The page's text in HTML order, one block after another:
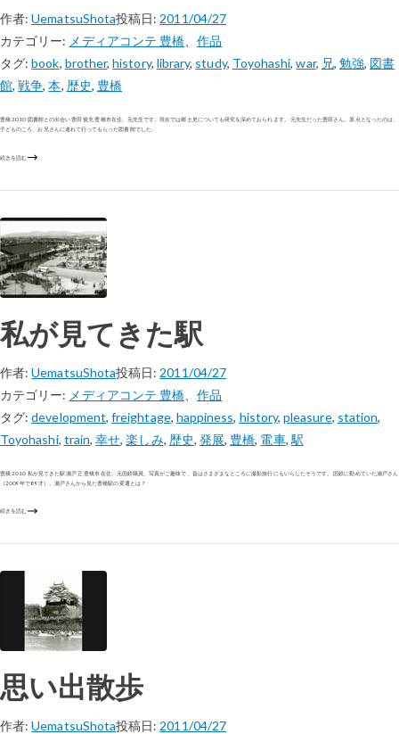
作者:UematsuShota投稿日: 2011/04/27
カテゴリー: メディアコンテ 豊橋 、作品
タグ:book, brother,history, library, study, Toyohashi,war, 兄, 勉強, 図書
館,戦争,本, 歴史, 豊橋
豊橋 2010 図書館との出会い 豊田 俊充 豊橋市在住。元先生です。現在では郷土史についても研究を深めておられます。 元先生だった豊田さん。原点となったのは、
子どものころ、お兄さんに連れて行ってもらった図書館でした。
続きを読む
私が見てきた駅
作者:UematsuShota投稿日: 2011/04/27
カテゴリー: メディアコンテ 豊橋 、作品
タグ:development,freightage, happiness, history,pleasure, station,
Toyohashi, train,幸せ,楽しみ, 歴史, 発展, 豊橋, 電車, 駅
豊橋 2010 私が見てきた駅 瀬戸 正 豊橋市在住。元国鉄職員。写真がご趣味で、昔はさまざまなところに撮影旅行にもいらしたそうです。 国鉄に勤めていた瀬戸さん
（2009年で89才）。瀬戸さんから見た豊橋駅の変遷とは？
続きを読む
思い出散歩
作者:UematsuShota投稿日: 2011/04/27